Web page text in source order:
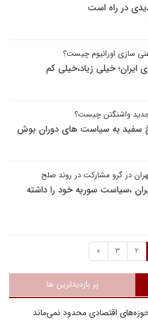
در راه است
غنی سازی اورانیوم چیست؟
ایران؛ خیلی زیاد،خیلی کم
واشنگتن چیست؟
سفید به سیاست های دوران بوش
در گرو مشارکت در روند صلح
،سیاست سوریه خود را داشته
2
3
»
پر بازدیدترین ها
اقتصادی محدود نمی‌ماند